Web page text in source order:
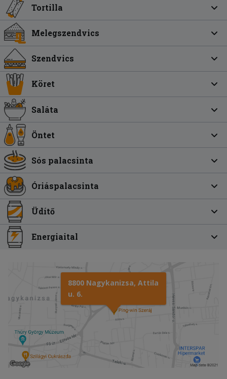
Tortilla
Melegszendvics
Szendvics
Köret
Saláta
Öntet
Sós palacsinta
Óriáspalacsinta
Üdítő
Energiaital
8800 Nagykanizsa, Attila
u. 6.